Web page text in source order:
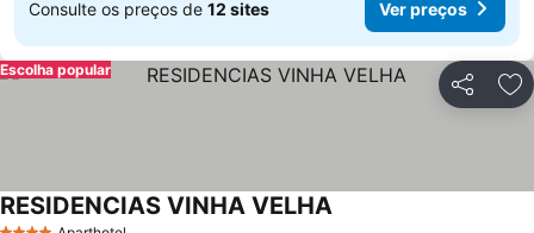
Consulte os preços de 12 sites Ver preços
Partilhar
Escolha popular
RESIDENCIAS VINHA VELHA